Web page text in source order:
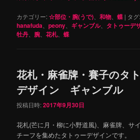
カテゴリー:☆部位・腕(うで) 、和物 、蝶 | タグ:
hanafuda 、peony ギャンブル、 タトゥーデ
牡丹 腕 、花札、蝶
花札・麻雀牌・賽子のタ
デザイン ギャンブル
投稿日時:2017年9月30日
花札(芒に月・柳に小野道風)、麻雀牌、サ
チーフを集めたタトゥーデザインです。